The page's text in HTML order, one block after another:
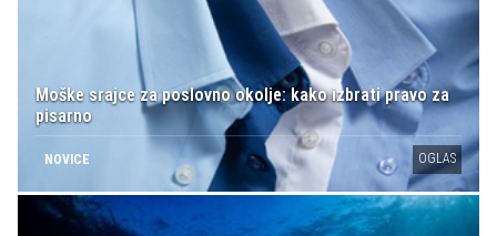
Moške srajce za poslovno okolje: kako izbrati pravo za
pisarno
NOVICE OGLAS